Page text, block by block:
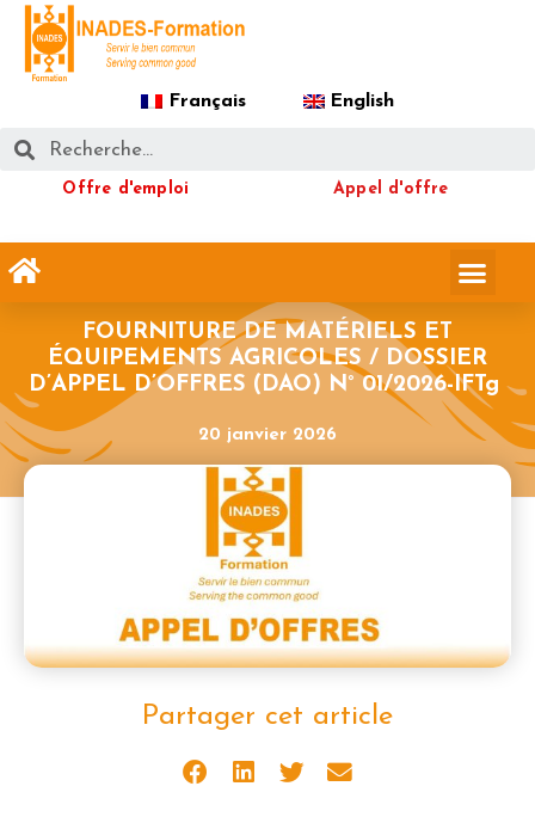
Français English
Offre d'emploi Appel d'offre
FOURNITURE DE MATÉRIELS ET
ÉQUIPEMENTS AGRICOLES / DOSSIER
D’APPEL D’OFFRES (DAO) N° 01/2026-IFTg
20 janvier 2026
Partager cet article